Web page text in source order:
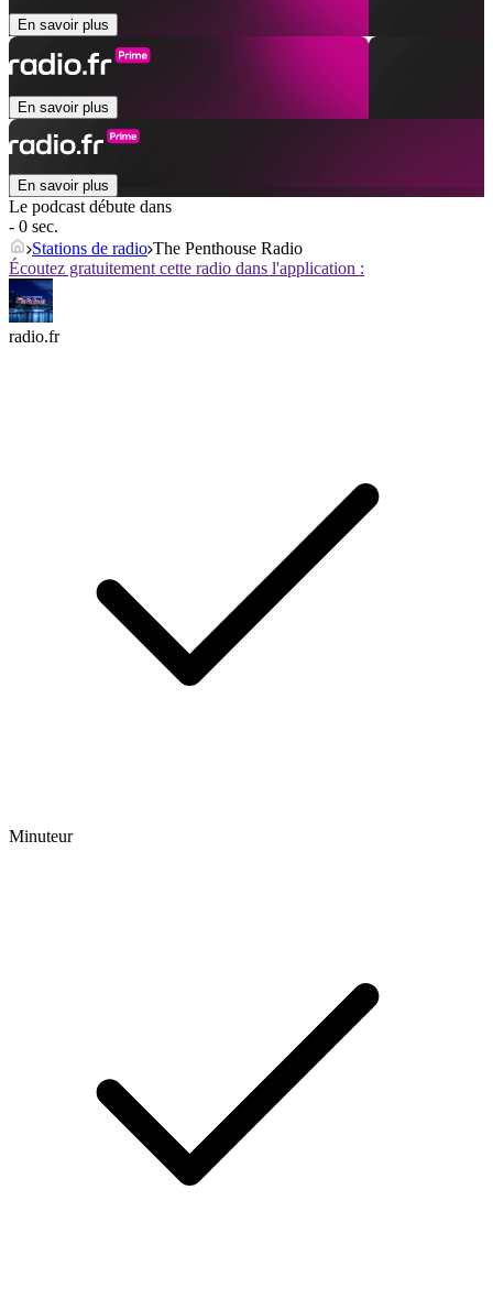
En savoir plus
En savoir plus
En savoir plus
Le podcast débute dans
- 0 sec.
Stations de radio The Penthouse Radio
Écoutez gratuitement cette radio dans l'application :
radio.fr
Minuteur